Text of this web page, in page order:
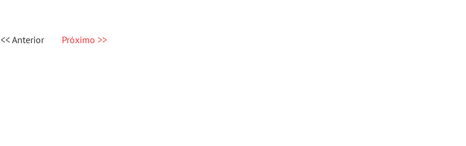
<< Anterior Próximo >>